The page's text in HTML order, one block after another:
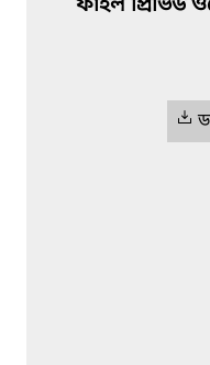
ফাইল প্রিভিউ